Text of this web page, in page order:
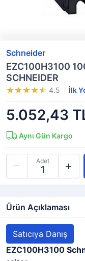
Schneider
EZC100H3100
SCHNEIDER
4.5 İlk
5.052,43
Aynı Gün Kargo
Adet
Ürün Açıklaması
Satıcıya Danış
EZC100H3100